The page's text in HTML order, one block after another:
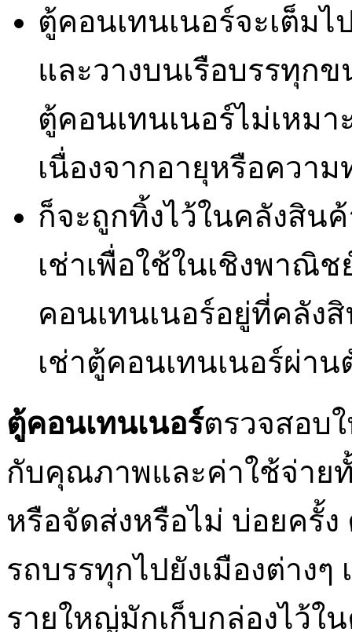
ตู้คอนเทนเนอร์จะเต็ม
และวางบนเรือบรรทุก
ตู้คอนเทนเนอร์ไม่เหม
เนื่องจากอายุหรือควา
ก็จะถูกทิ้งไว้ในคลังสิน
เช่าเพื่อใช้ในเชิงพาณิ
คอนเทนเนอร์อยู่ที่คลัง
เช่าตู้คอนเทนเนอร์ผ่า
ตู้คอนเทนเนอร์ตรวจสอบ
กับคุณภาพและค่าใช้จ่าย
หรือจัดส่งหรือไม่ บ่อยครั้
รถบรรทุกไปยังเมืองต่างๆ
รายใหญ่มักเก็บกล่องไว้ใ